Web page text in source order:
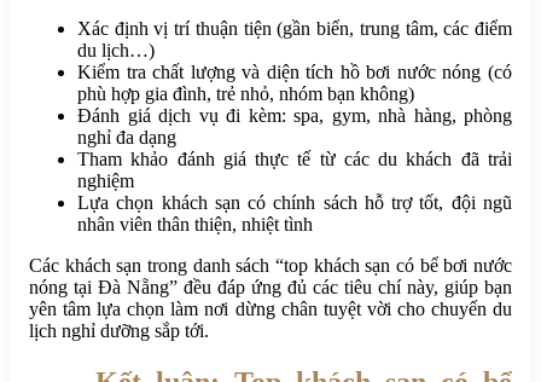
Xác định vị trí thuận tiện (gần biển, trung tâm, các điểm
du lịch…)
Kiểm tra chất lượng và diện tích hồ bơi nước nóng (có
phù hợp gia đình, trẻ nhỏ, nhóm bạn không)
Đánh giá dịch vụ đi kèm: spa, gym, nhà hàng, phòng
nghỉ đa dạng
Tham khảo đánh giá thực tế từ các du khách đã trải
nghiệm
Lựa chọn khách sạn có chính sách hỗ trợ tốt, đội ngũ
nhân viên thân thiện, nhiệt tình
Các khách sạn trong danh sách “top khách sạn có bể bơi nước
nóng tại Đà Nẵng” đều đáp ứng đủ các tiêu chí này, giúp bạn
yên tâm lựa chọn làm nơi dừng chân tuyệt vời cho chuyến du
lịch nghỉ dưỡng sắp tới.